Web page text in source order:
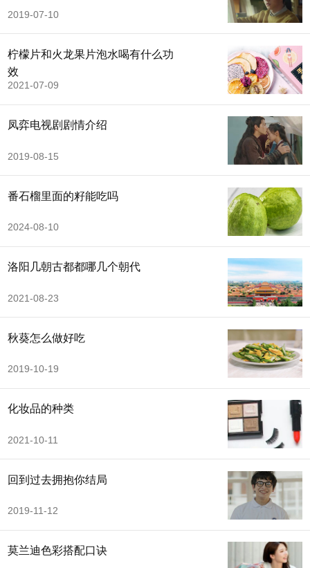
2019-07-10
柠檬片和火龙果片泡水喝有什么功
效
2021-07-09
凤弈电视剧剧情介绍
2019-08-15
番石榴里面的籽能吃吗
2024-08-10
洛阳几朝古都都哪几个朝代
2021-08-23
秋葵怎么做好吃
2019-10-19
化妆品的种类
2021-10-11
回到过去拥抱你结局
2019-11-12
莫兰迪色彩搭配口诀